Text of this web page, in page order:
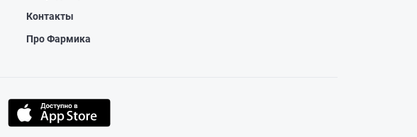
Контакты
Про Фармика